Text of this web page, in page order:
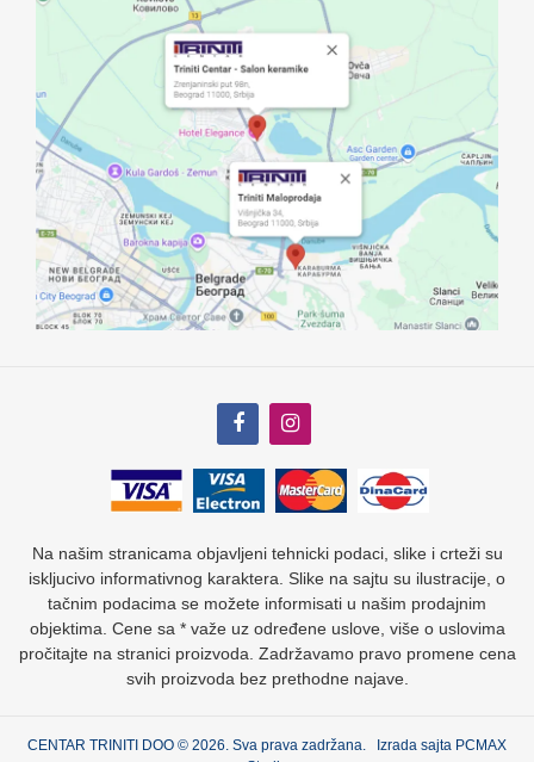
Na našim stranicama objavljeni tehnicki podaci, slike i crteži su
iskljucivo informativnog karaktera. Slike na sajtu su ilustracije, o
tačnim podacima se možete informisati u našim prodajnim
objektima. Cene sa * važe uz određene uslove, više o uslovima
pročitajte na stranici proizvoda. Zadržavamo pravo promene cena
svih proizvoda bez prethodne najave.
CENTAR TRINITI DOO © 2026. Sva prava zadržana. Izrada sajta PCMAX